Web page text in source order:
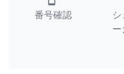
番号確認
シ
ー